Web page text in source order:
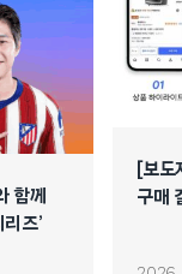
함께
즈’
[보
구매